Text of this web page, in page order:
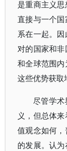
是重商主义
直接与一个
系在一起。
对的国家和
和全球范围
这些优势获取
尽管学术
义，但总体
值观念如何
的发展。认